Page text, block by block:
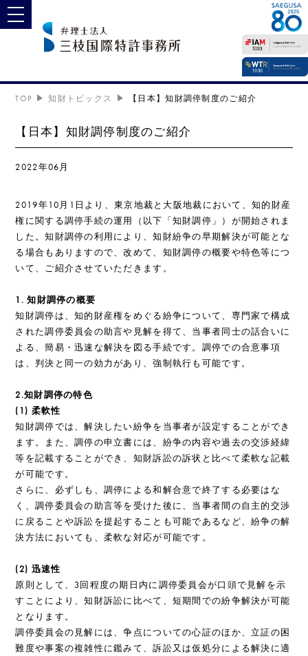
toggle navigation
TOP 知財トピックス 【日本】知財調停制度のご紹介
【日本】知財調停制度のご紹介
2022年06月
2019年10月1日より、東京地裁と大阪地裁において、知的財産
権に関する調停手続の運用（以下「知財調停」）が開始されま
した。知財調停の利用により、知財紛争の早期解決が可能とな
る場合もありますので、改めて、知財調停の概要や特色等につ
いて、ご紹介させていただきます。
1. 知財調停の概要
知財調停は、知的財産権をめぐる紛争について、専門家で構成
された調停委員会の助言や見解を得て、当事者同士の話合いに
よる、簡易・迅速な解決を図る手続です。調停での合意事項
は、判決と同⼀の効⼒があり、強制執⾏も可能です。
2.知財調停の特色
(1) 柔軟性
知財調停では、解決したい紛争を当事者が設定することができ
ます。また、調停の申⽴書には、紛争の内容や過去の交渉経緯
等を記載することができ、知財訴訟の訴状と比べて柔軟な記載
が可能です。
さらに、必ずしも、調停による和解合意で終了する必要はな
く、調停委員会の助言等を受けた後に、当事者間の自主的交渉
に戻ることや訴訟を提起することも可能であるなど、紛争の解
決方法においても、柔軟な対応が可能です。
(2) 迅速性
原則として、3回程度の期日内に調停委員会が口頭で見解を示
すことにより、知財訴訟に比べて、短期間での紛争解決が可能
となります。
調停委員会の見解には、争点についての心証のほか、立証の困
難度や事案の複雑性に鑑みて、訴訟又は仮処分による解決に適